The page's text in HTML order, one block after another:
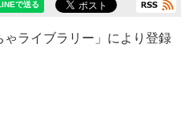
ライブラリー」により登録